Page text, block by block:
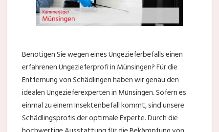
Benötigen Sie wegen eines Ungezieferbefalls einen
erfahrenen Ungezieferprofi in Münsingen? Für die
Entfernung von Schädlingen haben wir genau den
idealen Ungezieferexperten in Münsingen. Sofern es
einmal zu einem Insektenbefall kommt, sind unsere
Schädlingsprofis der optimale Experte. Durch die